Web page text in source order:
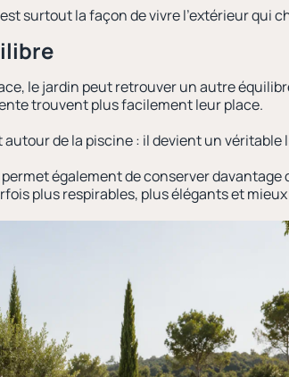
surtout la façon de vivre l’extérieur qui
le jardin peut retrouver un autre
trouvent plus facilement leur place.
de la piscine : il devient un véritable
également de conserver davantage
plus respirables, plus élégants et